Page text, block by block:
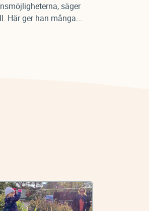
säger
Här ger han många...